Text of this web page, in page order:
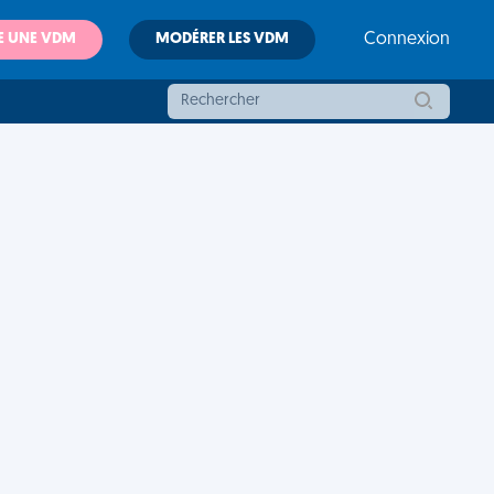
UNE VDM MODÉRER LES VDM Connexion